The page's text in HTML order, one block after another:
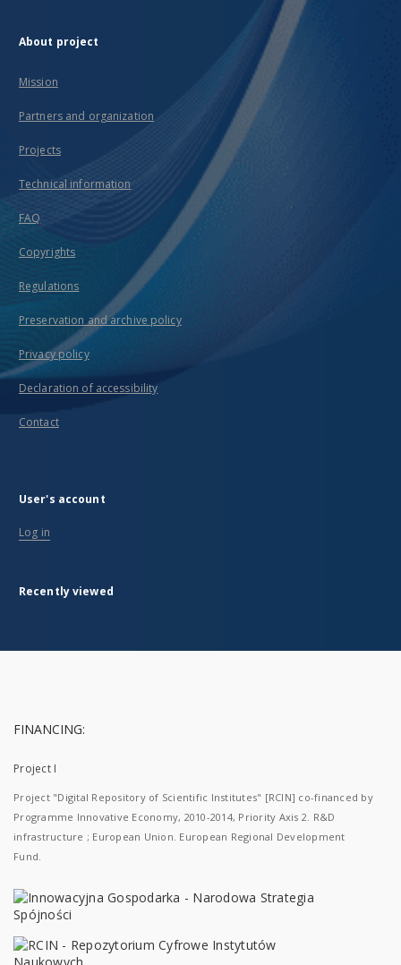
About project
Mission
Partners and organization
Projects
Technical information
FAQ
Copyrights
Regulations
Preservation and archive policy
Privacy policy
Declaration of accessibility
Contact
User's account
Log in
Recently viewed
FINANCING:
Project I
Project "Digital Repository of Scientific Institutes" [RCIN] co-financed by
Programme Innovative Economy, 2010-2014, Priority Axis 2. R&D
infrastructure ; European Union. European Regional Development
Fund.